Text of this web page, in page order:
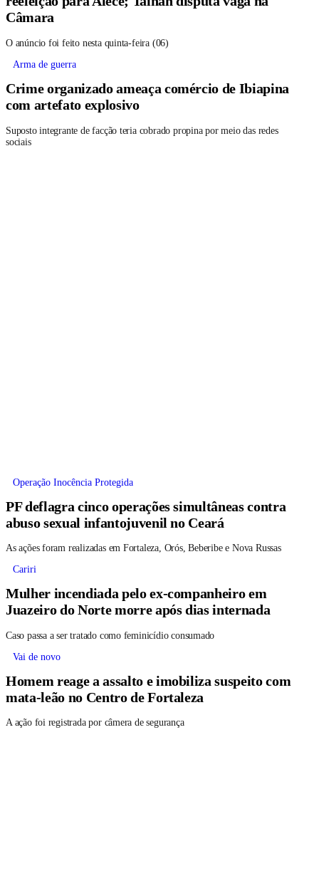
Câmara
O anúncio foi feito nesta quinta-feira (06)
Arma de guerra
Crime organizado ameaça comércio de Ibiapina
com artefato explosivo
Suposto integrante de facção teria cobrado propina por meio das redes
sociais
Operação Inocência Protegida
PF deflagra cinco operações simultâneas contra
abuso sexual infantojuvenil no Ceará
As ações foram realizadas em Fortaleza, Orós, Beberibe e Nova Russas
Cariri
Mulher incendiada pelo ex-companheiro em
Juazeiro do Norte morre após dias internada
Caso passa a ser tratado como feminicídio consumado
Vai de novo
Homem reage a assalto e imobiliza suspeito com
mata-leão no Centro de Fortaleza
A ação foi registrada por câmera de segurança